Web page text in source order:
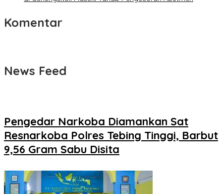
Komentar
News Feed
Pengedar Narkoba Diamankan Sat
Resnarkoba Polres Tebing Tinggi, Barbut
9,56 Gram Sabu Disita